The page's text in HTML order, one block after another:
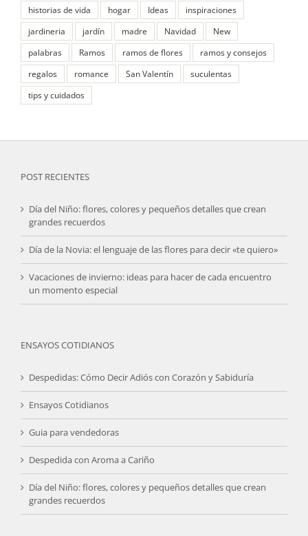
historias de vida
hogar Ideas
inspiraciones
jardineria
jardín madre Navidad
New
palabras
Ramos ramos de flores
ramos y consejos
regalos
romance San Valentín
suculentas
tips y cuidados
POST RECIENTES
Día del Niño: flores, colores y pequeños detalles que crean
grandes recuerdos
Día de la Novia: el lenguaje de las flores para decir «te quiero»
Vacaciones de invierno: ideas para hacer de cada encuentro
un momento especial
ENSAYOS COTIDIANOS
Despedidas: Cómo Decir Adiós con Corazón y Sabiduría
Ensayos Cotidianos
Guia para vendedoras
Despedida con Aroma a Cariño
Día del Niño: flores, colores y pequeños detalles que crean
grandes recuerdos